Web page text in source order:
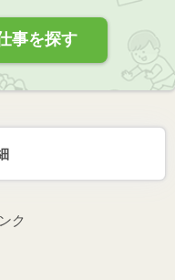
事を探す
ク